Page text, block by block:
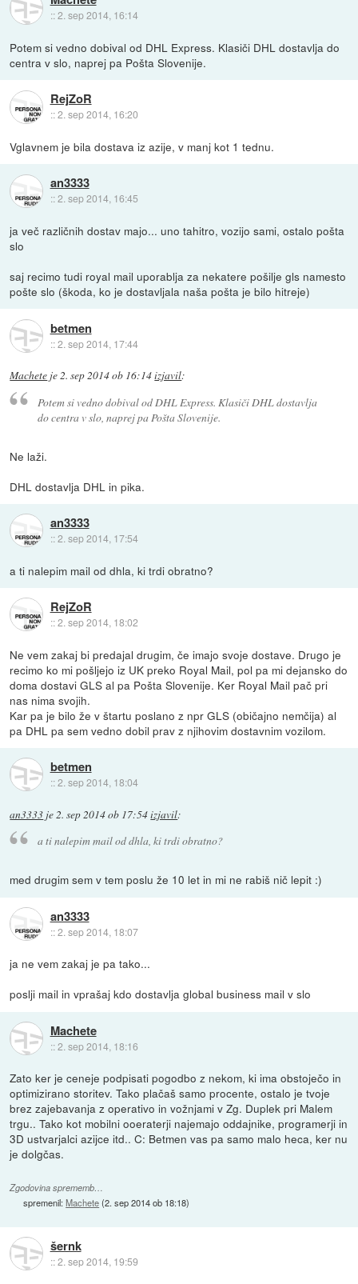
::2. sep 2014, 16:14
Potem si vedno dobival od DHL Express. Klasiči DHL dostavlja do
centra v slo, naprej pa Pošta Slovenije.
RejZoR
::2. sep 2014, 16:20
Vglavnem je bila dostava iz azije, v manj kot 1 tednu.
an3333
::2. sep 2014, 16:45
ja več različnih dostav majo... uno tahitro, vozijo sami, ostalo pošta
slo
saj recimo tudi royal mail uporablja za nekatere pošilje gls namesto
pošte slo (škoda, ko je dostavljala naša pošta je bilo hitreje)
betmen
::2. sep 2014, 17:44
Machete je2. sep 2014 ob 16:14izjavil:
Potem si vedno dobival od DHL Express. Klasiči DHL dostavlja
do centra v slo, naprej pa Pošta Slovenije.
Ne laži.
DHL dostavlja DHL in pika.
an3333
::2. sep 2014, 17:54
a ti nalepim mail od dhla, ki trdi obratno?
RejZoR
::2. sep 2014, 18:02
Ne vem zakaj bi predajal drugim, če imajo svoje dostave. Drugo je
recimo ko mi pošljejo iz UK preko Royal Mail, pol pa mi dejansko do
doma dostavi GLS al pa Pošta Slovenije. Ker Royal Mail pač pri
nas nima svojih.
Kar pa je bilo že v štartu poslano z npr GLS (običajno nemčija) al
pa DHL pa sem vedno dobil prav z njihovim dostavnim vozilom.
betmen
::2. sep 2014, 18:04
an3333 je2. sep 2014 ob 17:54izjavil:
a ti nalepim mail od dhla, ki trdi obratno?
med drugim sem v tem poslu že 10 let in mi ne rabiš nič lepit :)
an3333
::2. sep 2014, 18:07
ja ne vem zakaj je pa tako...
poslji mail in vprašaj kdo dostavlja global business mail v slo
Machete
::2. sep 2014, 18:16
Zato ker je ceneje podpisati pogodbo z nekom, ki ima obstoječo in
optimizirano storitev. Tako plačaš samo procente, ostalo je tvoje
brez zajebavanja z operativo in vožnjami v Zg. Duplek pri Malem
trgu.. Tako kot mobilni ooeraterji najemajo oddajnike, programerji in
3D ustvarjalci azijce itd.. C: Betmen vas pa samo malo heca, ker nu
je dolgčas.
Zgodovina sprememb…
spremenil:Machete(2. sep 2014 ob 18:18)
šernk
::2. sep 2014, 19:59